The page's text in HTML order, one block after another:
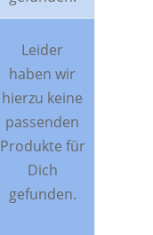
Leider
haben wir
hierzu keine
passenden
Produkte für
Dich
gefunden.